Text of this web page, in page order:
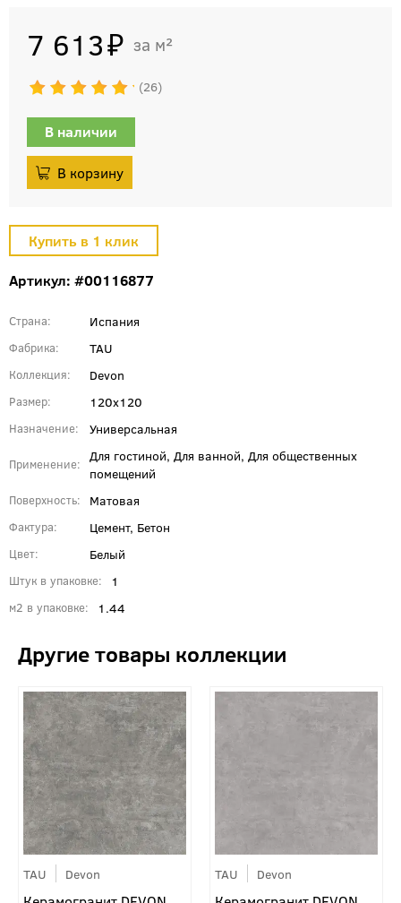
7 613 м²
26
В наличии
Артикул: #00116877
Страна Испания
Фабрика TAU
Коллекция Devon
Размер 120x120
Назначение Универсальная
Применение
Для гостиной, Для ванной, Для общественных
помещений
Поверхность Матовая
Фактура Цемент, Бетон
Цвет Белый
Штук в упаковке 1
м2 в упаковке 1.44
TAU Devon TAU Devon